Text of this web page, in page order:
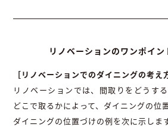
リノベーションのワンポイン
［リノベーションでのダイニングの考え
リノベーションでは、間取りをどうす
どこで取るかによって、ダイニングの位
ダイニングの位置づけの例を次に示します